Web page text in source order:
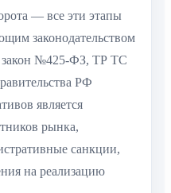
— все эти этапы
законодательством
закон №425-ФЗ, ТР ТС
РФ
является
рынка,
санкции,
на реализацию